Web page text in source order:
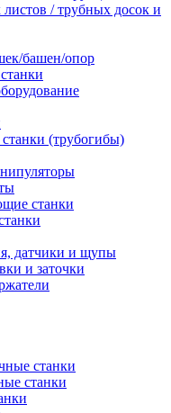
/ трубных досок и
башен/опор
(трубогибы)
станки
датчики и щупы
и заточки
станки
станки